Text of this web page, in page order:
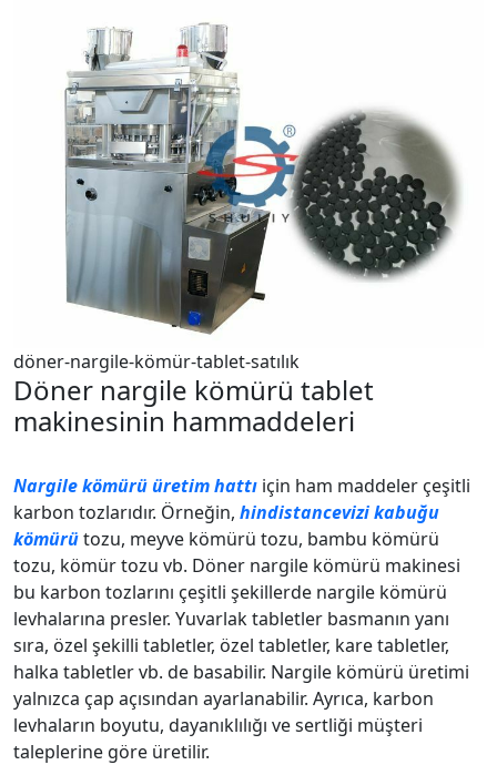
döner-nargile-kömür-tablet-satılık
Döner nargile kömürü tablet
makinesinin hammaddeleri
Nargile kömürü üretim hattı için ham maddeler çeşitli
karbon tozlarıdır. Örneğin, hindistancevizi kabuğu
kömürütozu, meyve kömürü tozu, bambu kömürü
tozu, kömür tozu vb. Döner nargile kömürü makinesi
bu karbon tozlarını çeşitli şekillerde nargile kömürü
levhalarına presler. Yuvarlak tabletler basmanın yanı
sıra, özel şekilli tabletler, özel tabletler, kare tabletler,
halka tabletler vb. de basabilir. Nargile kömürü üretimi
yalnızca çap açısından ayarlanabilir. Ayrıca, karbon
levhaların boyutu, dayanıklılığı ve sertliği müşteri
taleplerine göre üretilir.